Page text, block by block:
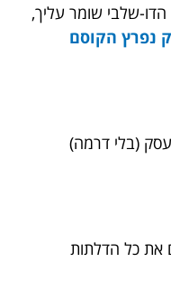
שלבי שומר עליך,
נפרץ הקוסם